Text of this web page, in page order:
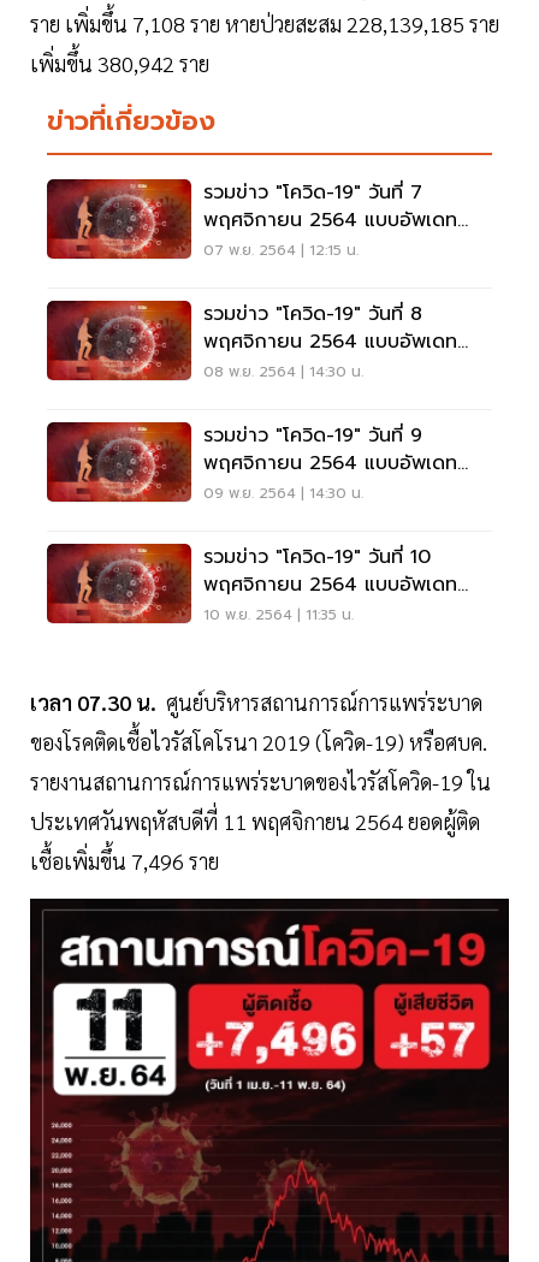
ราย เพิ่มขึ้น 7,108 ราย หายป่วยสะสม 228,139,185 ราย
เพิ่มขึ้น 380,942 ราย
ข่าวที่เกี่ยวข้อง
รวมข่าว "โควิด-19" วันที่ 7
พฤศจิกายน 2564 แบบอัพเดท
ล่าสุด
07 พ.ย. 2564 | 12:15 น.
รวมข่าว "โควิด-19" วันที่ 8
พฤศจิกายน 2564 แบบอัพเดท
ล่าสุด
08 พ.ย. 2564 | 14:30 น.
รวมข่าว "โควิด-19" วันที่ 9
พฤศจิกายน 2564 แบบอัพเดท
ล่าสุด
09 พ.ย. 2564 | 14:30 น.
รวมข่าว "โควิด-19" วันที่ 10
พฤศจิกายน 2564 แบบอัพเดท
ล่าสุด
10 พ.ย. 2564 | 11:35 น.
เวลา 07.30 น. ศูนย์บริหารสถานการณ์การแพร่ระบาด
ของโรคติดเชื้อไวรัสโคโรนา 2019 (โควิด-19) หรือศบค.
รายงานสถานการณ์การแพร่ระบาดของไวรัสโควิด-19 ใน
ประเทศวันพฤหัสบดีที่ 11 พฤศจิกายน 2564 ยอดผู้ติด
เชื้อเพิ่มขึ้น 7,496 ราย